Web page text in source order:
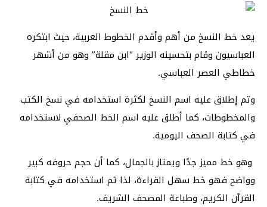
يعد خط النسخ من أهم وأقدم الخطوط العربية، حيث ابتكره
العباسيون وقام بتحسينه الوزير “ابن مقلة” وهو من أشهر
خطاطي العصر العباسي.
وتم إطلاق عليه اسم النسخ لكثرة استخدامه في نسخ الكتب
والمخطوطات، كما أطلق عليه اسم الخط الصحفي لاستخدامه
في كتابة الصحف اليومية.
وهو خط مميز جدًا ويمتاز بالجمال، كما أن حجم حروفه كبير
وواضح فهو خط سهل القراءة، لذا تم استخدامه في كتابة
القرآن الكريم، وطباعة المصحف الشريف.